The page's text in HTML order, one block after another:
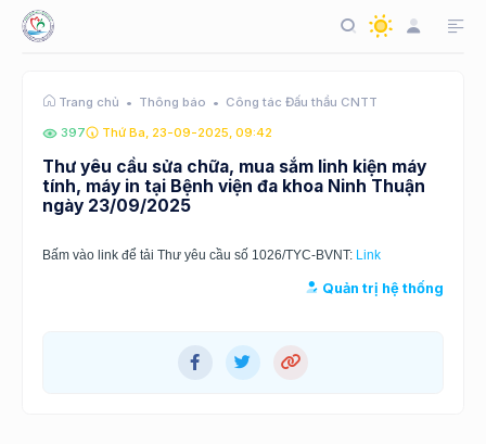
Trang chủ Thông báo Công tác Đấu thầu CNTT
397 Thứ Ba, 23-09-2025, 09:42
Thư yêu cầu sửa chữa, mua sắm linh kiện máy
tính, máy in tại Bệnh viện đa khoa Ninh Thuận
ngày 23/09/2025
Bấm vào link để tải Thư yêu cầu số 1026/TYC-BVNT: Link
Quản trị hệ thống